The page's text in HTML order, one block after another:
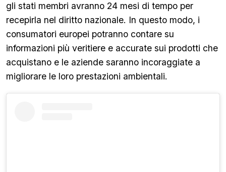
gli stati membri avranno 24 mesi di tempo per
recepirla nel diritto nazionale. In questo modo, i
consumatori europei potranno contare su
informazioni più veritiere e accurate sui prodotti che
acquistano e le aziende saranno incoraggiate a
migliorare le loro prestazioni ambientali.